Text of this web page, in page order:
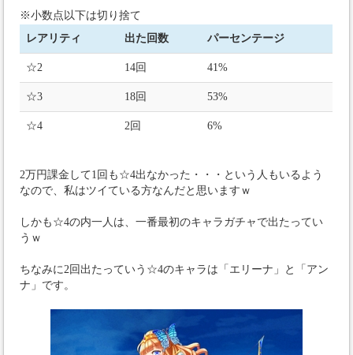
※小数点以下は切り捨て
レアリティ
出た回数 パーセンテージ
☆2 14回 41%
☆3 18回 53%
☆4 2回 6%
2万円課金して1回も☆4出なかった・・・という人もいるよう
なので、私はツイている方なんだと思いますｗ
しかも☆4の内一人は、一番最初のキャラガチャで出たってい
うｗ
ちなみに2回出たっていう☆4のキャラは「エリーナ」と「アン
ナ」です。